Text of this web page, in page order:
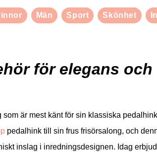
Män Sport Skönhet
för elegans
är mest känt för sin klassiska
pedalhink till sin frus frisörsalong, och
inslag i inredningsdesignen. Idag